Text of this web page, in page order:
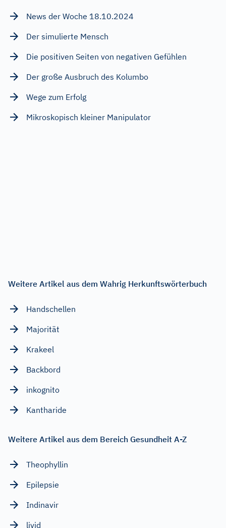
News der Woche 18.10.2024
Der simulierte Mensch
Die positiven Seiten von negativen Gefühlen
Der große Ausbruch des Kolumbo
Wege zum Erfolg
Mikroskopisch kleiner Manipulator
Weitere Artikel aus dem Wahrig Herkunftswörterbuch
Handschellen
Majorität
Krakeel
Backbord
inkognito
Kantharide
Weitere Artikel aus dem Bereich Gesundheit A-Z
Theophyllin
Epilepsie
Indinavir
livid